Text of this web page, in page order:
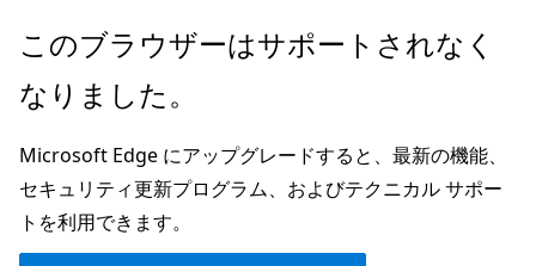
メ
ン
ン
テ
ン
このブラウザーはサポートされなく
なりました。
Microsoft Edge にアップグレードすると、最新の機能、
セキュリティ更新プログラム、およびテクニカル サポー
トを利用できます。